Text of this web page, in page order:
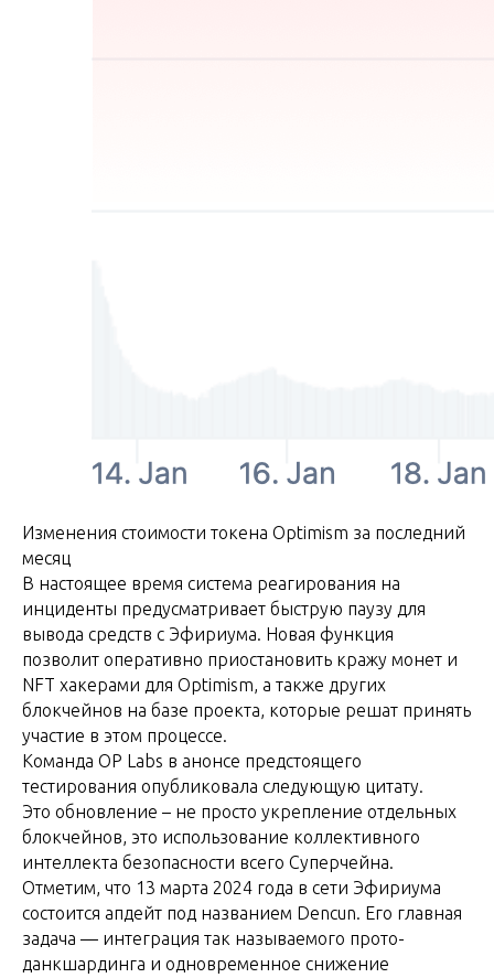
Изменения стоимости токена Optimism за последний
месяц
В настоящее время система реагирования на
инциденты предусматривает быструю паузу для
вывода средств с Эфириума. Новая функция
позволит оперативно приостановить кражу монет и
NFT хакерами для Optimism, а также других
блокчейнов на базе проекта, которые решат принять
участие в этом процессе.
Команда OP Labs в анонсе предстоящего
тестирования опубликовала следующую цитату.
Это обновление – не просто укрепление отдельных
блокчейнов, это использование коллективного
интеллекта безопасности всего Суперчейна.
Отметим, что 13 марта 2024 года в сети Эфириума
состоится апдейт под названием Dencun. Его главная
задача — интеграция так называемого прото-
данкшардинга и одновременное снижение